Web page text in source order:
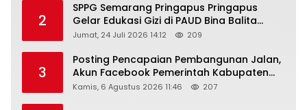
2
SPPG Semarang Pringapus Pringapus
Gelar Edukasi Gizi di PAUD Bina Balita
Peringati Hari Anak Nasional 2026
Jumat, 24 Juli 2026 14:12 209
3
Posting Pencapaian Pembangunan Jalan,
Akun Facebook Pemerintah Kabupaten
Rembang “Dirujak” Warganet
Kamis, 6 Agustus 2026 11:46 207